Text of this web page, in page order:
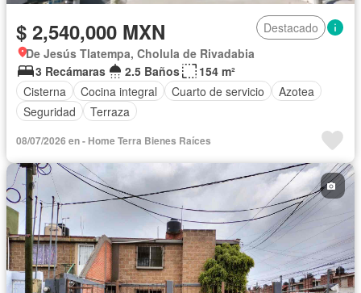
$ 2,540,000 MXN
Destacado
De Jesús Tlatempa, Cholula de Rivadabia
3 Recámaras
2.5 Baños
154 m²
Cisterna
Cocina integral Cuarto de servicio
Azotea
Seguridad
Terraza
08/07/2026 en - Home Terra Bienes Raíces